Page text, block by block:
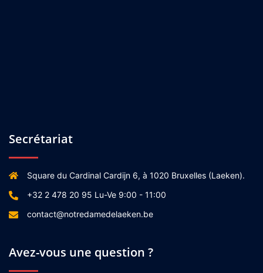
Secrétariat
Square du Cardinal Cardijn 6, à 1020 Bruxelles (Laeken).
+32 2 478 20 95 Lu-Ve 9:00 - 11:00
contact@notredamedelaeken.be
Avez-vous une question ?